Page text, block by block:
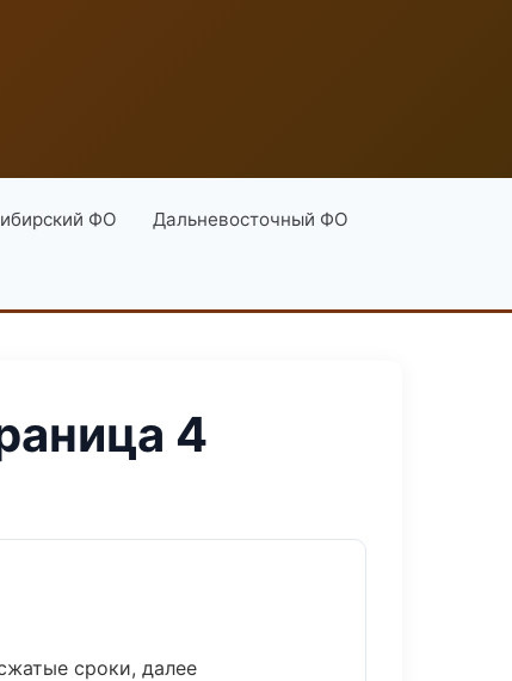
ФО Дальневосточный ФО
4
сроки, далее